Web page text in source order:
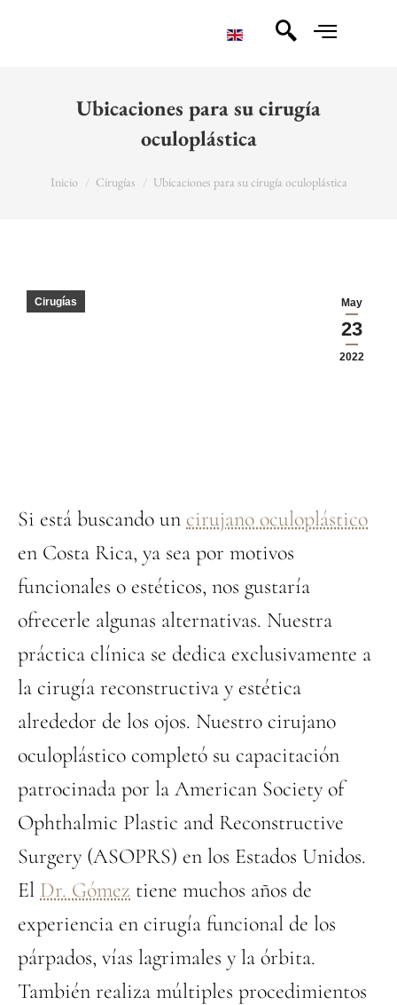
Ubicaciones para su cirugía
oculoplástica
You are here:
Inicio Cirugías Ubicaciones para su cirugía oculoplástica
May
23
2022
Cirugías
Si está buscando un cirujano oculoplástico
en Costa Rica, ya sea por motivos
funcionales o estéticos, nos gustaría
ofrecerle algunas alternativas. Nuestra
práctica clínica se dedica exclusivamente a
la cirugía reconstructiva y estética
alrededor de los ojos. Nuestro cirujano
oculoplástico completó su capacitación
patrocinada por la American Society of
Ophthalmic Plastic and Reconstructive
Surgery (ASOPRS) en los Estados Unidos.
El Dr. Gómez tiene muchos años de
experiencia en cirugía funcional de los
párpados, vías lagrimales y la órbita.
También realiza múltiples procedimientos